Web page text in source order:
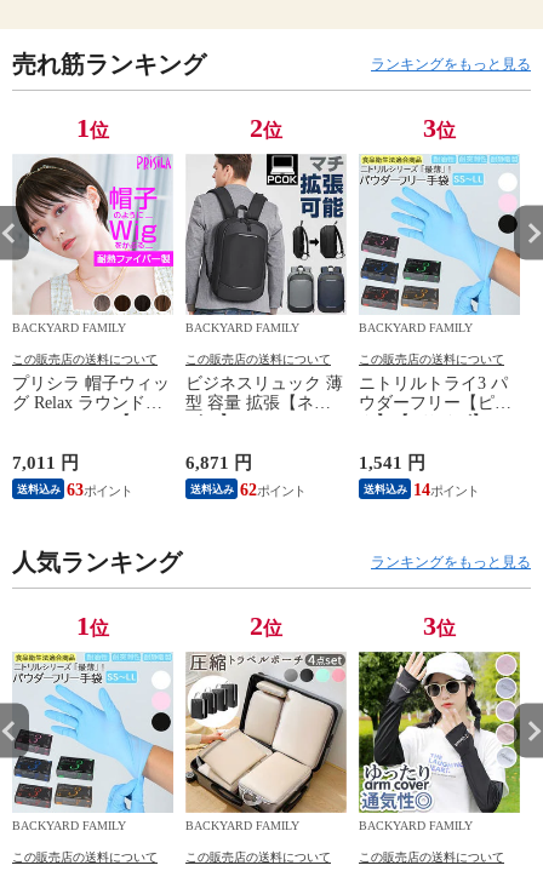
売れ筋ランキング ランキングをもっと見る
1位
BACKYARD FAMILY
この販売店の送料について
プリシラ 帽子ウィッ
グ Relax ラウンドマ
ン】
7,011 円
送料込み 63
2位
BACKYARD FAMILY
この販売店の送料について
ビジネスリュック 薄
型 容量 拡張【ネイ
6,871 円
送料込み 62
3位
BACKYARD FAMILY
この販売店の送料について
ニトリルトライ3 パ
ウダーフリー【ピン
1,541 円
送料込み 14
人気ランキング ランキングをもっと見る
1位
BACKYARD FAMILY
この販売店の送料について
2位
BACKYARD FAMILY
この販売店の送料について
3位
BACKYARD FAMILY
この販売店の送料について